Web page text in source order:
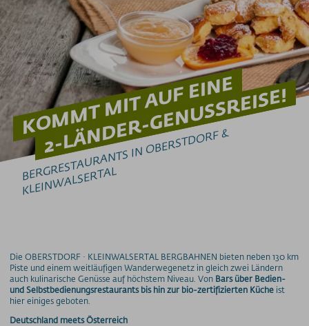
GASTRONOMIE
Restaurants am Fellhorn
Restaurants am Heuberg
Restaurants am Ifen
Restaurants am Nebelhorn
Restaurants am Söllereck
Restaurants am Walmendingerhorn
Restaurants an der Kanzelwand
VERANSTALTUNGEN
Veranstaltungskalender
Tagungen & Feiern
Heiraten
400 Gipfel-Brunch
Fellhorn 2037m
Walserhaus
BLUMENKALENDER
Preise
KOMMT MIT AUF EINE
2-LÄNDER-GENUSSREISE!
BE
R
G
REST
A
U
R
A
NTS I
N
O
BE
RST
D
O
RF
&
KLEI
N
W
ALSE
RT
AL
Die OBERSTDORF · KLEINWALSERTAL BERGBAHNEN bieten neben 130 km
Piste und einem weitläufigen Wanderwegenetz in gleich zwei Ländern
auch kulinarische Genüsse auf höchstem Niveau. Von Bars über Bedien-
und Selbstbedienungsrestaurants bis hin zur bio-zertifizierten Küche ist
hier einiges geboten.
Deutschland meets Österreich